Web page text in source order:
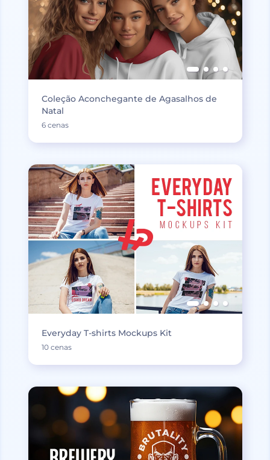
Coleção Aconchegante de Agasalhos de
Natal
6 cenas
Everyday T-shirts Mockups Kit
10 cenas